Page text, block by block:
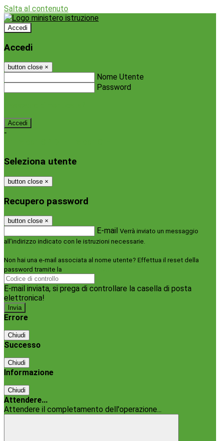
Salta al contenuto
Accedi
Accedi
button close ×
Nome Utente
Password
-
Seleziona utente
button close ×
Recupero password
button close ×
E-mail Verrà inviato un messaggio
all'indirizzo indicato con le istruzioni necessarie.
Non hai una e-mail associata al nome utente? Effettua il reset della
password tramite la
E-mail inviata, si prega di controllare la casella di posta
elettronica!
Errore
Chiudi
Successo
Chiudi
Informazione
Chiudi
Attendere...
Attendere il completamento dell'operazione...